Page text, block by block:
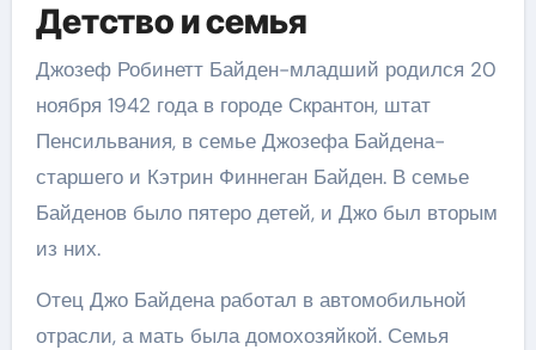
Детство и семья
Джозеф Робинетт Байден-младший родился 20
ноября 1942 года в городе Скрантон, штат
Пенсильвания, в семье Джозефа Байдена-
старшего и Кэтрин Финнеган Байден. В семье
Байденов было пятеро детей, и Джо был вторым
из них.
Отец Джо Байдена работал в автомобильной
отрасли, а мать была домохозяйкой. Семья